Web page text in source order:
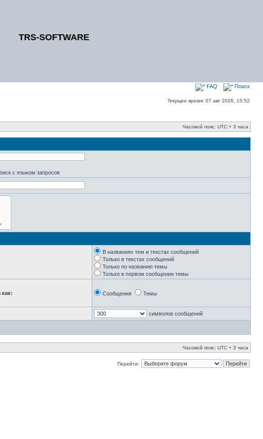
TRS-SOFTWARE
FAQ Поиск
Текущее время: 07 авг 2026, 15:52
Часовой пояс: UTC + 3 часа
с языком запросов
В названиях тем и текстах сообщений
Только в текстах сообщений
Только по названию темы
Только в первом сообщении темы
как: Сообщения Темы
символов сообщений
Часовой пояс: UTC + 3 часа
Перейти: